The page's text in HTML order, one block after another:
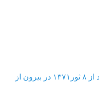
جنگهای داخلی ومظالم تنظیمها بعد از ۸ ثور۱۳۷۱ در بیرون از